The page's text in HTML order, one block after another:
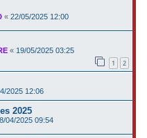
«22/05/2025 12:00
« 19/05/2025 03:25
1 2
2025 12:06
2025
04/2025 09:54